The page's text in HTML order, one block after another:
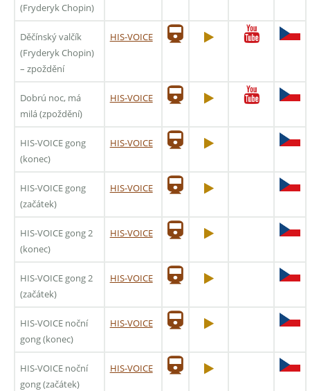
(Fryderyk Chopin)
Děčínský valčík
(Fryderyk Chopin)
– zpoždění
HIS-VOICE
Dobrú noc, má
milá (zpoždění)
HIS-VOICE
HIS-VOICE gong
(konec)
HIS-VOICE
HIS-VOICE gong
(začátek)
HIS-VOICE
HIS-VOICE gong 2
(konec)
HIS-VOICE
HIS-VOICE gong 2
(začátek)
HIS-VOICE
HIS-VOICE noční
gong (konec)
HIS-VOICE
HIS-VOICE noční
gong (začátek)
HIS-VOICE